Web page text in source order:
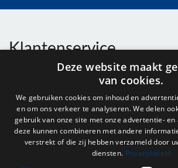
Klantenservice
Openingstijden
Nieuwsbrief
Deze website maakt
van cookies.
We gebruiken cookies om inhoud en
en om ons verkeer te analyseren. We delen
gebruik van onze site met onze advertentie-
deze kunnen combineren met andere
verstrekt of die zij hebben verzameld door
diensten. Privacybeleid